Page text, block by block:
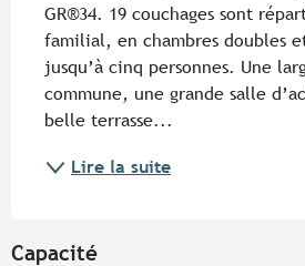
GR®34. 19 couchages sont
familial, en chambres doubles
jusqu’à cinq personnes. Une
commune, une grande salle
belle terrasse...
Lire la suite
Capacité